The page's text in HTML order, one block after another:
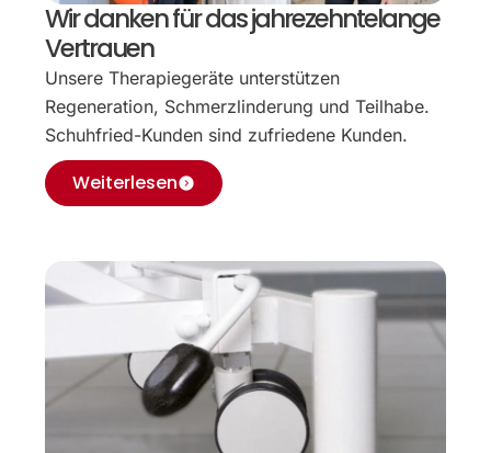
Wir danken für das jahrezehntelange
Vertrauen
Unsere Therapiegeräte unterstützen
Regeneration, Schmerzlinderung und Teilhabe.
Schuhfried-Kunden sind zufriedene Kunden.
Weiterlesen